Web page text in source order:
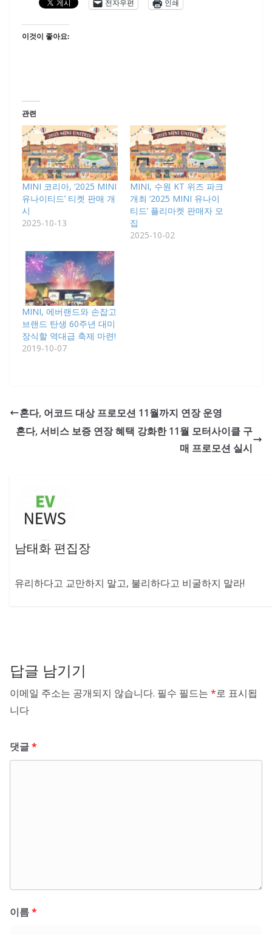
전자우편 인쇄
이것이 좋아요:
관련
MINI 코리아, ‘2025 MINI
유나이티드’ 티켓 판매 개
시
2025-10-13
MINI, 수원 KT 위즈 파크
개최 ‘2025 MINI 유나이
티드’ 플리마켓 판매자 모
집
2025-10-02
MINI, 에버랜드와 손잡고
브랜드 탄생 60주년 대미
장식할 역대급 축제 마련!
2019-10-07
혼다, 어코드 대상 프로모션 11월까지 연장 운영
혼다, 서비스 보증 연장 혜택 강화한 11월 모터사이클 구
매 프로모션 실시
남태화 편집장
유리하다고 교만하지 말고, 불리하다고 비굴하지 말라!
답글 남기기
이메일 주소는 공개되지 않습니다. 필수 필드는 *로 표시됩
니다
댓글*
이름*